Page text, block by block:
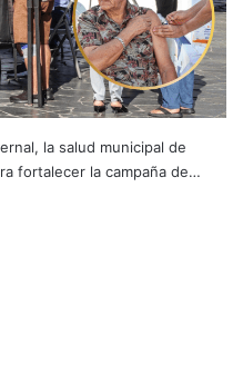
la salud municipal de
fortalecer la campaña de…